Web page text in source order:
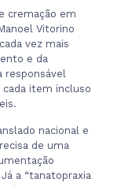
cremação em
Vitorino
vez mais
e da
responsável
item incluso
nacional e
de uma
a “tanatopraxia